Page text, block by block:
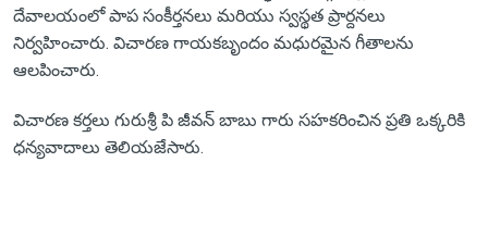
దేవాలయంలో పాప సంకీర్తనలు మరియు స్వస్థత ప్రార్దనలు
నిర్వహించారు. విచారణ గాయకబృందం మధురమైన గీతాలను
ఆలపించారు.
విచారణ కర్తలు గురుశ్రీ పి జీవన్ బాబు గారు సహకరించిన ప్రతి ఒక్కరికి
ధన్యవాదాలు తెలియజేసారు.